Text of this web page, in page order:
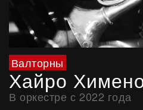
Валторны
Хайро
В оркестре с 2022 года